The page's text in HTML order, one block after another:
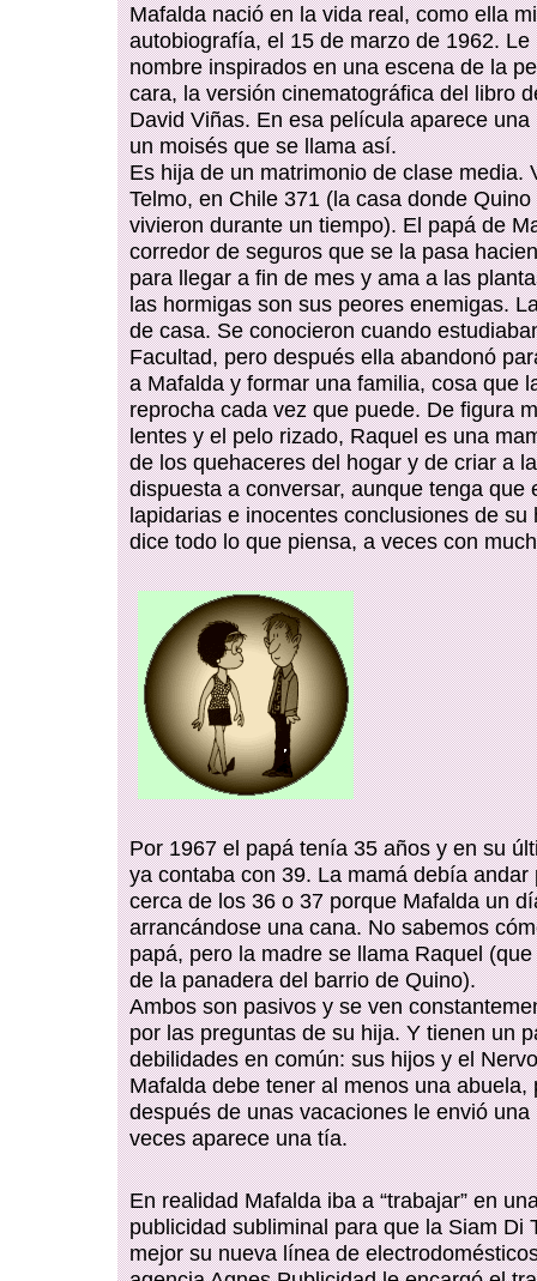
Mafalda nació en la vida real, como ella
autobiografía, el 15 de marzo de 1962. Le
nombre inspirados en una escena de la
cara, la versión cinematográfica del libro
David Viñas. En esa película aparece una
un moisés que se llama así.
Es hija de un matrimonio de clase media.
Telmo, en Chile 371 (la casa donde
vivieron durante un tiempo). El papá de
corredor de seguros que se la pasa
para llegar a fin de mes y ama a las
las hormigas son sus peores enemigas.
de casa. Se conocieron cuando
Facultad, pero después ella abandonó
a Mafalda y formar una familia, cosa que
reprocha cada vez que puede. De figura
lentes y el pelo rizado, Raquel es una
de los quehaceres del hogar y de criar a
dispuesta a conversar, aunque tenga que
lapidarias e inocentes conclusiones de su
dice todo lo que piensa, a veces con
Por 1967 el papá tenía 35 años y en su
ya contaba con 39. La mamá debía andar
cerca de los 36 o 37 porque Mafalda un
arrancándose una cana. No sabemos
papá, pero la madre se llama Raquel
de la panadera del barrio de Quino).
Ambos son pasivos y se ven
por las preguntas de su hija. Y tienen un
debilidades en común: sus hijos y el
Mafalda debe tener al menos una abuela,
después de unas vacaciones le envió una
veces aparece una tía.
En realidad Mafalda iba a “trabajar” en
publicidad subliminal para que la Siam Di
mejor su nueva línea de